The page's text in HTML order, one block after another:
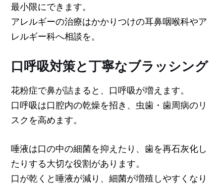
最小限にできます。
アレルギーの治療はかかりつけの耳鼻咽喉科やア
レルギー科へ相談を。
口呼吸対策と丁寧なブラッシング
花粉症で鼻が詰まると、口呼吸が増えます。
口呼吸は口腔内の乾燥を招き、虫歯・歯周病のリ
スクを高めます。
唾液は口の中の細菌を抑えたり、歯を再石灰化し
たりする大切な役割があります。
口が乾くと唾液が減り、細菌が増殖しやすくなり